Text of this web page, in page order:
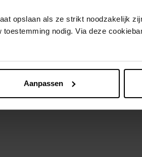
opslaan als ze strikt noodzakelijk
nodig. Via deze
Aanpassen